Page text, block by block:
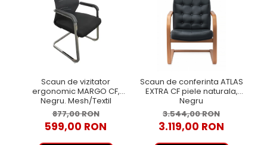
Scaun de vizitator
ergonomic MARGO CF,
Negru. Mesh/Textil
877,00 RON
599,00 RON
Scaun de conferinta ATLAS
EXTRA CF piele naturala,
Negru
3.544,00 RON
3.119,00 RON